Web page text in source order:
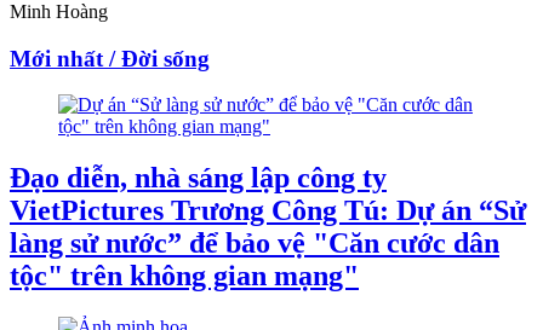
Minh Hoàng
Mới nhất / Đời sống
Đạo diễn, nhà sáng lập công ty
VietPictures Trương Công Tú: Dự án “Sử
làng sử nước” để bảo vệ "Căn cước dân
tộc" trên không gian mạng"